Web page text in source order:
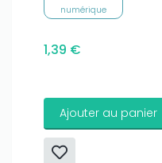
numérique
1,39 €
Ajouter au panier